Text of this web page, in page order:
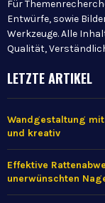
Für
Entwürfe, sowie
Werkzeuge. Alle
Qualität,
LETZTE ARTIKEL
Wandgestaltung
und kreativ
Effektive
unerwünschten